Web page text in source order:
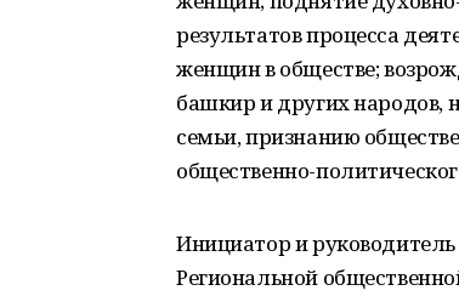
результатов процесса
женщин в обществе;
башкир и других народов,
семьи, признанию
общественно-
Инициатор и
Региональной